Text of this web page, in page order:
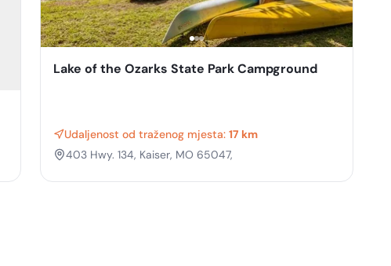
Lake of the Ozarks State Park Campground
Udaljenost od traženog mjesta: 17 km
403 Hwy. 134, Kaiser, MO 65047,